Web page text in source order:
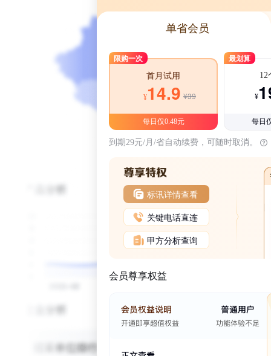
单省会员
限购一次
首月试用
¥14.9 ¥39
每日仅0.48元
最划算
12
¥
每日
到期29元/月/省自动续费，可随时取消。
标讯详情查看
关键电话直连
甲方分析查询
会员尊享权益